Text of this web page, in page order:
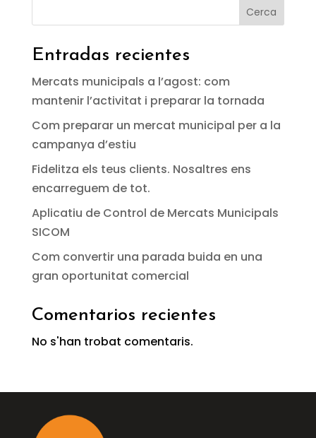
Cerca
Entradas recientes
Mercats municipals a l’agost: com
mantenir l’activitat i preparar la tornada
Com preparar un mercat municipal per a la
campanya d’estiu
Fidelitza els teus clients. Nosaltres ens
encarreguem de tot.
Aplicatiu de Control de Mercats Municipals
SICOM
Com convertir una parada buida en una
gran oportunitat comercial
Comentarios recientes
No s'han trobat comentaris.